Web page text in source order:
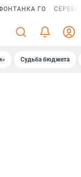
ГО
Судьба бюджета